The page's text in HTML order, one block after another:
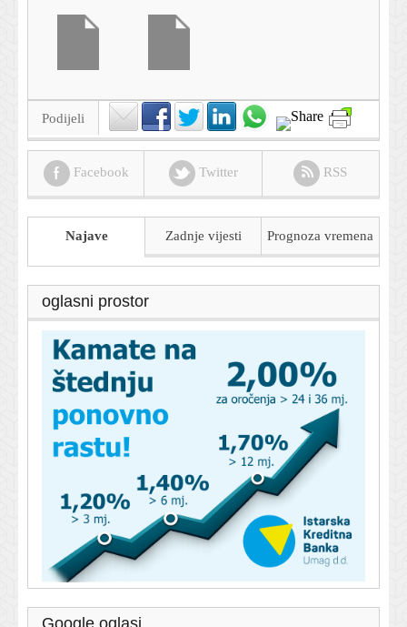
Podijeli
Facebook Twitter RSS
Najave Zadnje vijesti Prognoza vremena
oglasni prostor